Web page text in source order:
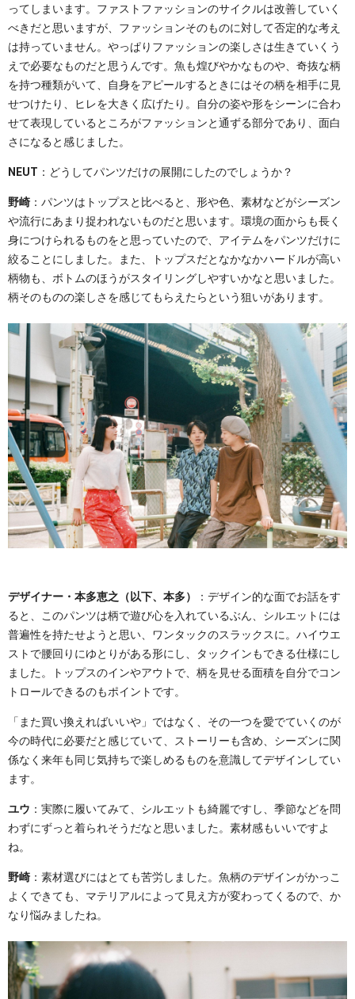
ってしまいます。ファストファッションのサイクルは改善していく
べきだと思いますが、ファッションそのものに対して否定的な考え
は持っていません。やっぱりファッションの楽しさは生きていくう
えで必要なものだと思うんです。魚も煌びやかなものや、奇抜な柄
を持つ種類がいて、自身をアピールするときにはその柄を相手に見
せつけたり、ヒレを大きく広げたり。自分の姿や形をシーンに合わ
せて表現しているところがファッションと通ずる部分であり、面白
さになると感じました。
NEUT ：どうしてパンツだけの展開にしたのでしょうか？
野崎 ：パンツはトップスと比べると、形や色、素材などがシーズン
や流行にあまり捉われないものだと思います。環境の面からも長く
身につけられるものをと思っていたので、アイテムをパンツだけに
絞ることにしました。また、トップスだとなかなかハードルが高い
柄物も、ボトムのほうがスタイリングしやすいかなと思いました。
柄そのものの楽しさを感じてもらえたらという狙いがあります。
デザイナー・本多恵之（以下、本多）
：デザイン的な面でお話をす
ると、このパンツは柄で遊び心を入れているぶん、シルエットには
普遍性を持たせようと思い、ワンタックのスラックスに。ハイウエ
ストで腰回りにゆとりがある形にし、タックインもできる仕様にし
ました。トップスのインやアウトで、柄を見せる面積を自分でコン
トロールできるのもポイントです。
「また買い換えればいいや」ではなく、その一つを愛でていくのが
今の時代に必要だと感じていて、ストーリーも含め、シーズンに関
係なく来年も同じ気持ちで楽しめるものを意識してデザインしてい
ます。
ユウ ：実際に履いてみて、シルエットも綺麗ですし、季節などを問
わずにずっと着られそうだなと思いました。素材感もいいですよ
ね。
野崎 ：素材選びにはとても苦労しました。魚柄のデザインがかっこ
よくできても、マテリアルによって見え方が変わってくるので、か
なり悩みましたね。